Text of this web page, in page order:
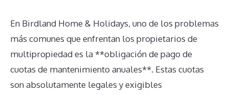
En Birdland Home & Holidays, uno de los problemas
más comunes que enfrentan los propietarios de
multipropiedad es la **obligación de pago de
cuotas de mantenimiento anuales**. Estas cuotas
son absolutamente legales y exigibles